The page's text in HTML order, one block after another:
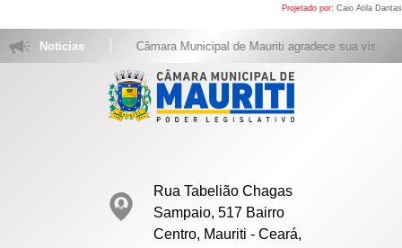
Projetado por: Caio Atila Dantas
Noticias A Câmara Municipal de Mauriti agradece sua visita.
Rua Tabelião Chagas
Sampaio, 517 Bairro
Centro, Mauriti - Ceará,